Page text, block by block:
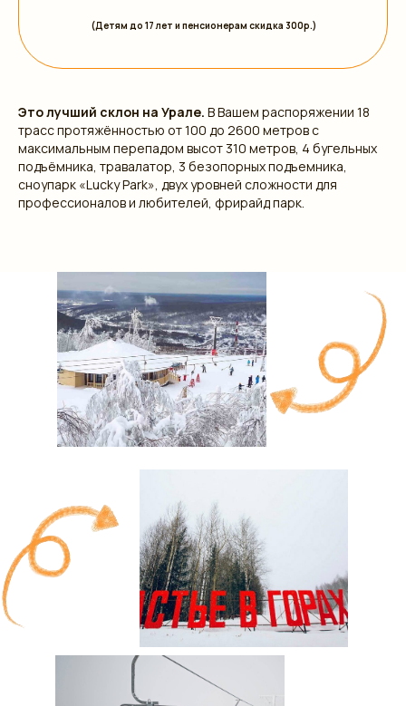
(Детям до 17 лет и пенсионерам скидка 300р.)
Это лучший склон на Урале. В Вашем распоряжении 18
трасс протяжённостью от 100 до 2600 метров с
максимальным перепадом высот 310 метров, 4 бугельных
подъёмника, травалатор, 3 безопорных подъемника,
сноупарк «Lucky Park», двух уровней сложности для
профессионалов и любителей, фрирайд парк.